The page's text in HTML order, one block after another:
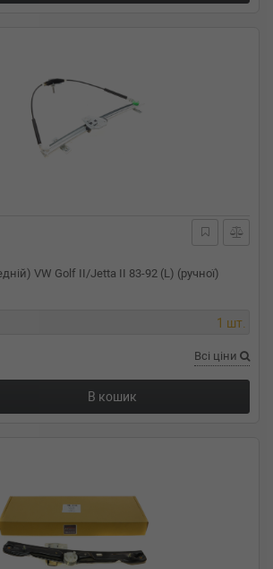
VW Golf II/Jetta II 83-92 (L) (ручної)
1 шт.
Всі ціни
В кошик